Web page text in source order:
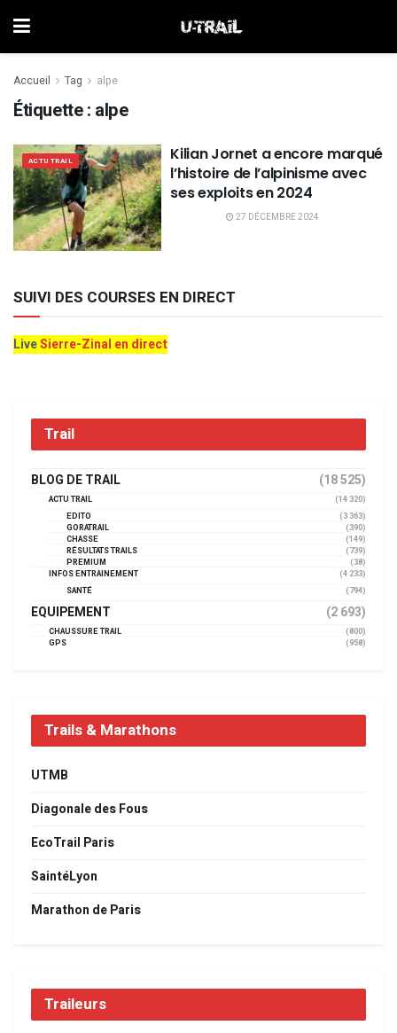
Accueil Tag alpe
Étiquette : alpe
ACTU TRAIL
Kilian Jornet a encore marqué
l’histoire de l’alpinisme avec
ses exploits en 2024
27 DÉCEMBRE 2024
SUIVI DES COURSES EN DIRECT
LiveSierre-Zinal en direct
Trail
BLOG DE TRAIL (18 525)
ACTU TRAIL
(14 320)
EDITO
(3 363)
GORATRAIL
(390)
CHASSE
(149)
RÉSULTATS TRAILS
(739)
PREMIUM
(38)
INFOS ENTRAINEMENT
(4 233)
SANTÉ
(794)
EQUIPEMENT (2 693)
CHAUSSURE TRAIL
(800)
GPS
(958)
Trails & Marathons
UTMB
Diagonale des Fous
EcoTrail Paris
SaintéLyon
Marathon de Paris
Traileurs